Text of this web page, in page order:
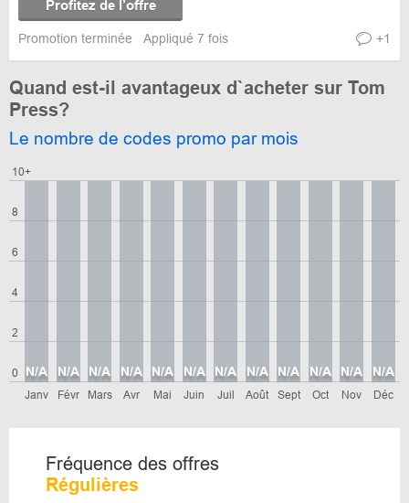
Profitez de l’offre
Promotion terminée Appliqué 7 fois +1
Quand est-il avantageux d`acheter sur Tom
Press?
Le nombre de codes promo par mois
0
2
4
6
8
10+
Janv
N/A
Févr
N/A
Mars
N/A
Avr
N/A
Mai
N/A
Juin
N/A
Juil
N/A
Août
N/A
Sept
N/A
Oct
N/A
Nov
N/A
Déc
N/A
Fréquence des offres
Régulières